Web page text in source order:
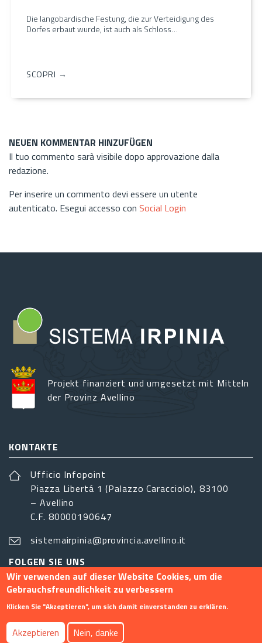
Die langobardische Festung, die zur Verteidigung des
Dorfes erbaut wurde, ist auch als Schloss…
SCOPRI →
NEUEN KOMMENTAR HINZUFÜGEN
Il tuo commento sarà visibile dopo approvazione dalla
redazione.
Per inserire un commento devi essere un utente
autenticato. Esegui accesso con Social Login
Projekt finanziert und umgesetzt mit Mitteln
der Provinz Avellino
KONTAKTE
Ufficio Infopoint
Piazza Libertá 1 (Palazzo Caracciolo), 83100
– Avellino
C.F. 80000190647
sistemairpinia@provincia.avellino.it
FOLGEN SIE UNS
Footer menu
Info Kontakt Privacy
Wir verwenden auf dieser Website Cookies, um die
Gebrauchsfreundlichkeit zu verbessern
Klicken Sie "Akzeptieren", um sich damit einverstanden zu erklären.
Akzeptieren Nein, danke